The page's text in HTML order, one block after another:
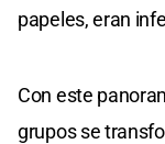
papeles, eran
Con este
grupos se